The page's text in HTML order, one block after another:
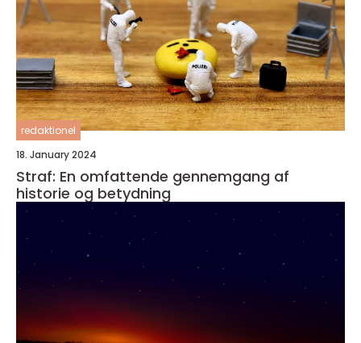
redaktionel
18. January 2024
Straf: En omfattende gennemgang af
historie og betydning